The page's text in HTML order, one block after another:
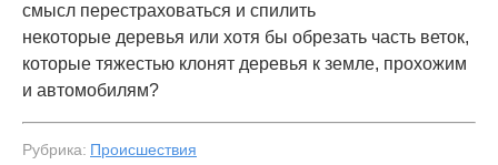
смысл перестраховаться и спилить
некоторые деревья или хотя бы обрезать часть веток,
которые тяжестью клонят деревья к земле, прохожим
и автомобилям?
Рубрика: Происшествия